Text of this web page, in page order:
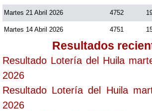
Martes 21 Abril 2026 4752
Martes 14 Abril 2026 4751
Resultados
Resultado Lotería del Huila
2026
Resultado Lotería del Huila
2026